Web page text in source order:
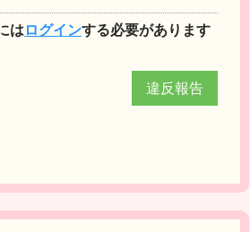
はログインする必要があります
違反報告